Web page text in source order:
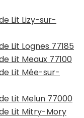
Lit Lizy-sur-
Lit Lognes 77185
Lit Meaux 77100
Lit Mée-sur-
Lit Melun 77000
Lit Mitry-Mory